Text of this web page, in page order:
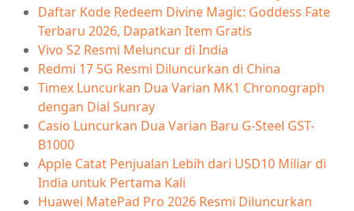
Daftar Kode Redeem Divine Magic: Goddess Fate
Terbaru 2026, Dapatkan Item Gratis
Vivo S2 Resmi Meluncur di India
Redmi 17 5G Resmi Diluncurkan di China
Timex Luncurkan Dua Varian MK1 Chronograph
dengan Dial Sunray
Casio Luncurkan Dua Varian Baru G-Steel GST-
B1000
Apple Catat Penjualan Lebih dari USD10 Miliar di
India untuk Pertama Kali
Huawei MatePad Pro 2026 Resmi Diluncurkan